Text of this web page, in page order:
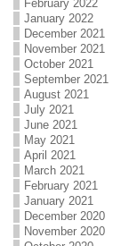
February 2022
January 2022
December 2021
November 2021
October 2021
September 2021
August 2021
July 2021
June 2021
May 2021
April 2021
March 2021
February 2021
January 2021
December 2020
November 2020